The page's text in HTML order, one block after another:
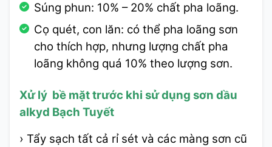
Súng phun: 10% – 20% chất pha loãng.
Cọ quét, con lăn: có thể pha loãng sơn
cho thích hợp, nhưng lượng chất pha
loãng không quá 10% theo lượng sơn.
Xử lý bề mặt trước khi sử dụng sơn dầu
alkyd Bạch Tuyết
› Tẩy sạch tất cả rỉ sét và các màng sơn cũ